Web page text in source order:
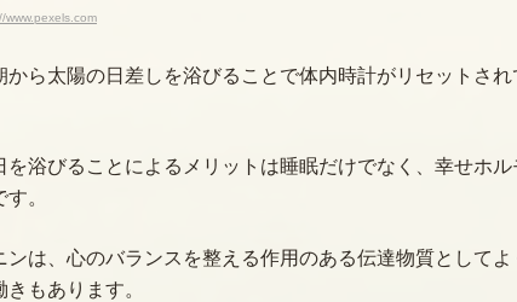
www.pexels.com
から太陽の日差しを浴びることで体内時計がリセットさ
を浴びることによるメリットは睡眠だけでなく、幸せホ
。
ンは、心のバランスを整える作用のある伝達物質として
きもあります。